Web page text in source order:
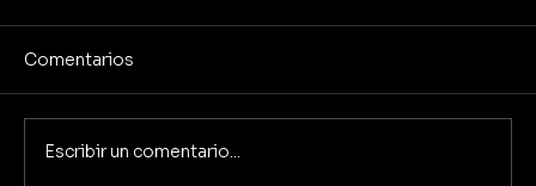
Comentarios
Escribir un comentario...